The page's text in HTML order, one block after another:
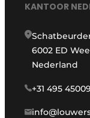
KANTOOR
6002 ED
Nederland
+31 495